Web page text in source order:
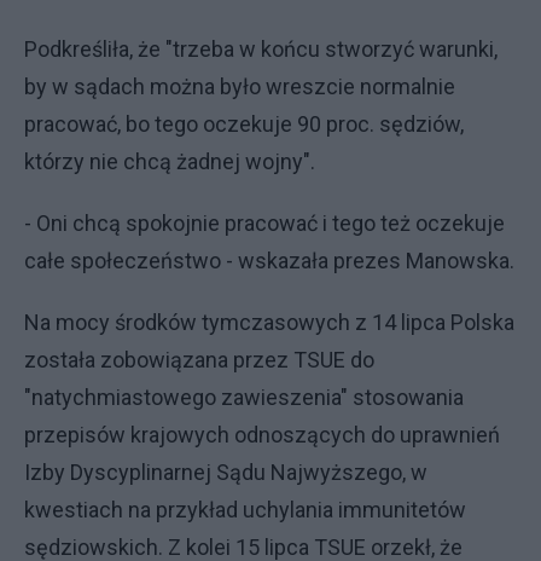
Podkreśliła, że "trzeba w końcu stworzyć warunki,
by w sądach można było wreszcie normalnie
pracować, bo tego oczekuje 90 proc. sędziów,
którzy nie chcą żadnej wojny".
- Oni chcą spokojnie pracować i tego też oczekuje
całe społeczeństwo - wskazała prezes Manowska.
Na mocy środków tymczasowych z 14 lipca Polska
została zobowiązana przez TSUE do
"natychmiastowego zawieszenia" stosowania
przepisów krajowych odnoszących do uprawnień
Izby Dyscyplinarnej Sądu Najwyższego, w
kwestiach na przykład uchylania immunitetów
sędziowskich. Z kolei 15 lipca TSUE orzekł, że